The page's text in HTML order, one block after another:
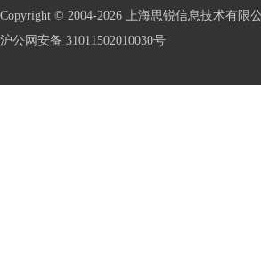
Copyright © 2004-2026 上海思锐信息技术有限
沪公网安备 31011502010030号